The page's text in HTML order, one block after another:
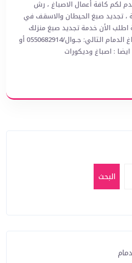
كافة أعمال الاصباغ ، رش
، تجديد صبغ الحيطان والاسقف في
الأن خدمة تجديد صبغ منزلك
وذلك بالأتصال على رقم صباغ الدمام التالي: جــوال/0550682914 أو
البحث